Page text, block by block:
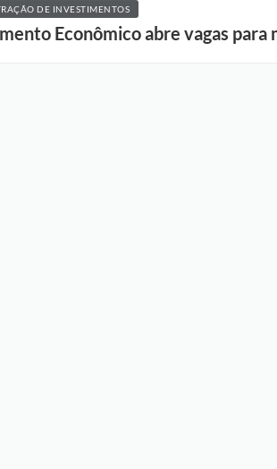
DE INVESTIMENTOS
Econômico abre vagas para